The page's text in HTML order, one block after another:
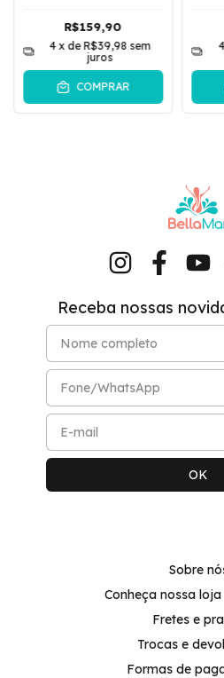
Americano | Salmão
R$159,90
4 x deR$39,98 sem
juros
COMPRAR
Receba nossas
Sobre
Conheça nossa
Fretes e
Trocas e
Formas de